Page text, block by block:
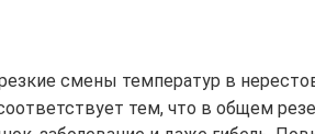
смены температур в
тем, что в общем